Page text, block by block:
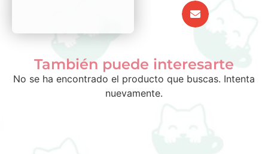
También puede interesarte
No se ha encontrado el producto que buscas. Intenta
nuevamente.